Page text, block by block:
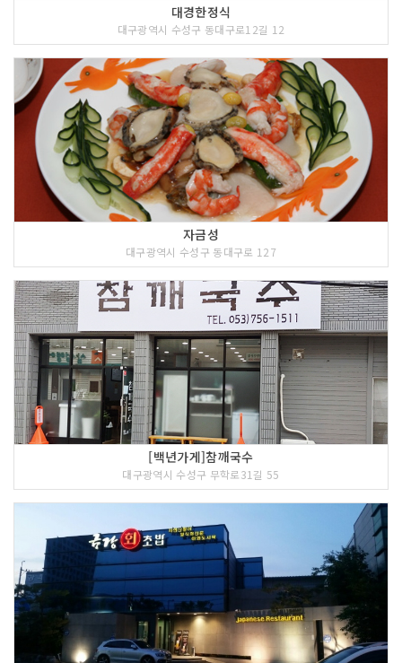
대경한정식
대구광역시 수성구 동대구로12길 12
자금성
대구광역시 수성구 동대구로 127
[백년가게]참깨국수
대구광역시 수성구 무학로31길 55